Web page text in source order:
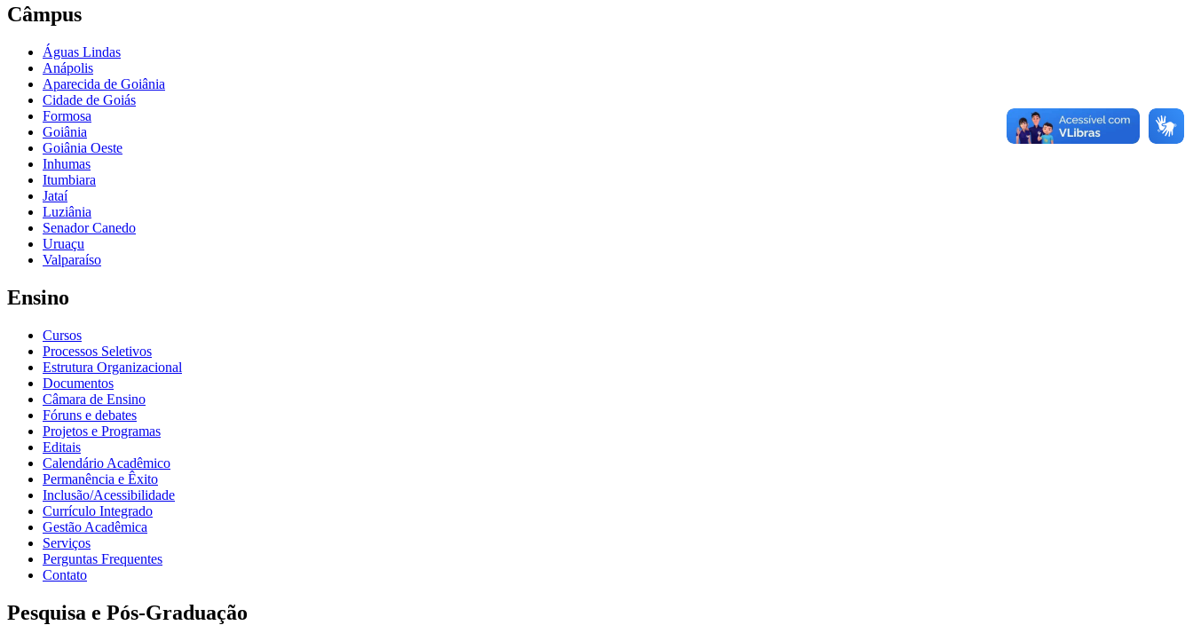
Câmpus
Águas Lindas
Anápolis
Aparecida de Goiânia
Cidade de Goiás
Formosa
Goiânia
Goiânia Oeste
Inhumas
Itumbiara
Jataí
Luziânia
Senador Canedo
Uruaçu
Valparaíso
Ensino
Cursos
Processos Seletivos
Estrutura Organizacional
Documentos
Câmara de Ensino
Fóruns e debates
Projetos e Programas
Editais
Calendário Acadêmico
Permanência e Êxito
Inclusão/Acessibilidade
Currículo Integrado
Gestão Acadêmica
Serviços
Perguntas Frequentes
Contato
Pesquisa e Pós-Graduação